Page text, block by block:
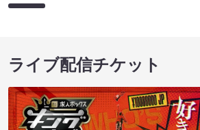
ライブ配信チケット